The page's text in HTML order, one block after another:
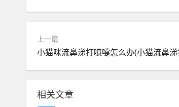
上一篇
小猫咪流鼻涕打喷嚏怎么办(小猫流鼻
相关文章